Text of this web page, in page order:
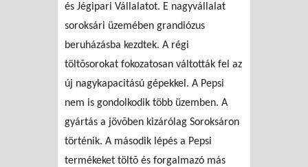
és Jégipari Vállalatot. E nagyvállalat
soroksári üzemében grandiózus
beruházásba kezdtek. A régi
töltõsorokat fokozatosan váltották fel az
új nagykapacitású gépekkel. A Pepsi
nem is gondolkodik több üzemben. A
gyártás a jövõben kizárólag Soroksáron
történik. A második lépés a Pepsi
termékeket töltõ és forgalmazó más